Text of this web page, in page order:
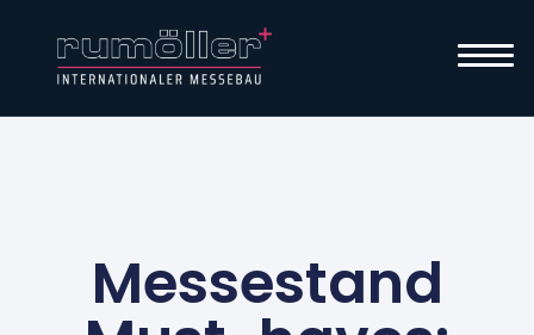
Messestand